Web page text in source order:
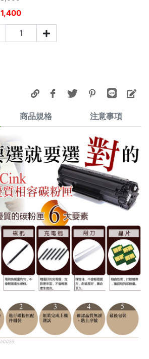
1,400
商品規格 注意事項